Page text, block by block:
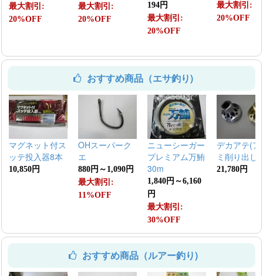
最大割引:
20%OFF
最大割引:
20%OFF
194円
最大割引:
20%OFF
最大割引:
20%OFF
おすすめ商品（エサ釣り)
マグネット付ス
ッテ投入器8本
10,850円
OHスーパーク
エ
880円～1,090円
最大割引:
11%OFF
ニューシーガー
プレミアム万鮪
30m
1,840円～6,160
円
最大割引:
30%OFF
デカアテ(ア
ミ削り出し)
21,780円
おすすめ商品（ルアー釣り)